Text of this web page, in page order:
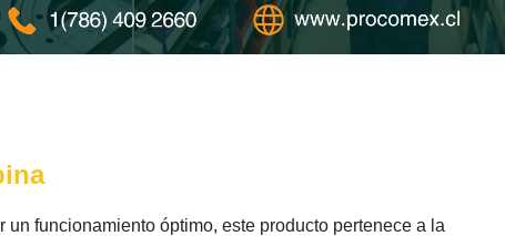
funcionamiento óptimo, este producto pertenece a la